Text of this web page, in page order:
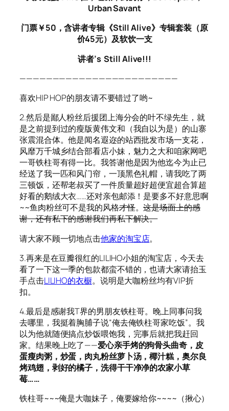
Urban Savant
门票￥50，含讲者专辑《Still Alive》专辑套装（原
价45元）及软饮一支
讲者’s Still Alive!!!
————————————————————————
喜欢HIP HOP的朋友请不要错过了哟~
2.然后是鄙人粉丝后援团上海分会的叶不绿先生，就
是之前提到过的瘦版黄伟文和（我自以为是）的山寨
张震混合体。他是闻名遐迩的站西批发市场一支花，
风靡万千城乡结合部看店小妹，魅力之大和咱家网吧
一哥铁柱哥有得一比。我答谢他是因为他迄今为止已
经送了我一匹和风门帘，一顶黑色礼帽，请我吃了两
三顿饭，还帮老叔买了一件质量超好超便宜超合算超
好看的鹅绒大衣……还对亲包邮添！是要多不好意思啊
~~鱼肉粉丝可不是我的风格才怪。这是场面上的感
谢，还有私下的感谢我们再私下解决。
请大家不顾一切地点击他家的淘宝店。
3.再来是在豆瓣很红的LILIHO小姐的淘宝店，今天去
看了一下这一季的包款都蛮不错的，也请大家请抬玉
手点击LILIHO的衣橱。说明是大咖粉丝均有VIP折
扣。
4.最后是感谢我T界的男朋友铁柱哥。晚上同事问我
去哪里，我挺着胸脯子说“俺去俺铁柱哥家吃饭”。我
以为他就随便搞点炒饭喂饱我，完事后就把我赶回
家。结果晚上吃了——爱心亲手烤的狗骨头曲奇，皮
蛋瘦肉粥，炒蛋，肉丸粉丝萝卜汤，椰汁糕，奥尔良
烤鸡翅，剥好的橘子，洗得干干净净的农家小草
莓……
铁柱哥~~~俺是大咖妹子，俺要嫁给你~~~~（揪心）